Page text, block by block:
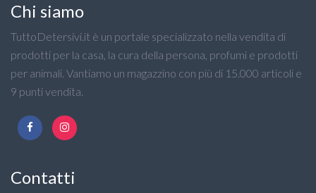
Chi siamo
TuttoDetersivi.it è un portale specializzato nella vendita di
prodotti per la casa, la cura della persona, profumi e prodotti
per animali. Vantiamo un magazzino con più di 15.000 articoli e
9 punti vendita.
Contatti